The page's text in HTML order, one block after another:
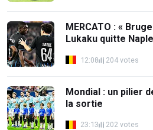
MERCATO : «
Lukaku quitte
12:08 204 votes
Mondial : un pilier
la sortie
23:13 202 votes